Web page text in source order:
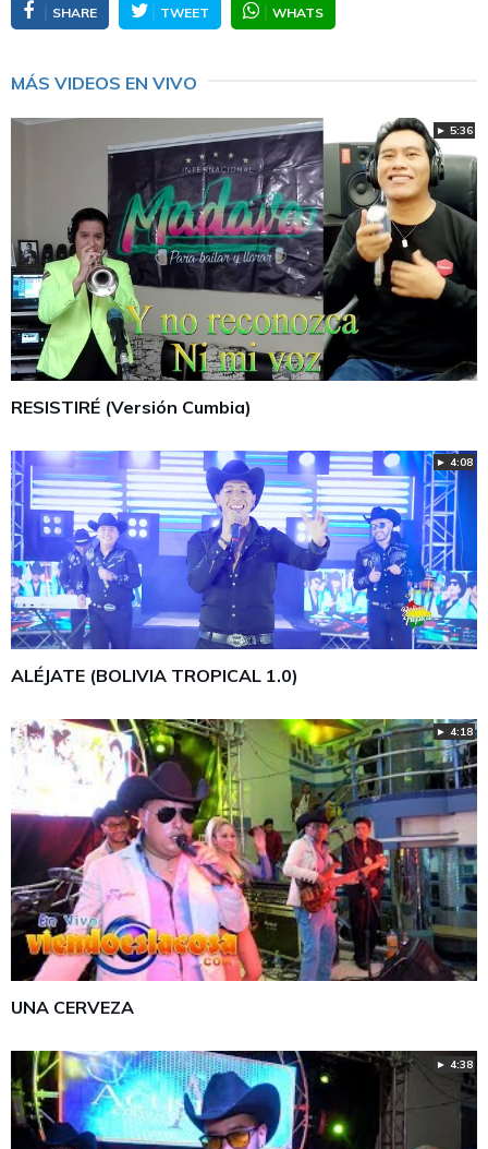
SHARE TWEET WHATS
MÁS VIDEOS EN VIVO
► 5:36
RESISTIRÉ (Versión Cumbia)
► 4:08
ALÉJATE (BOLIVIA TROPICAL 1.0)
► 4:18
UNA CERVEZA
► 4:38